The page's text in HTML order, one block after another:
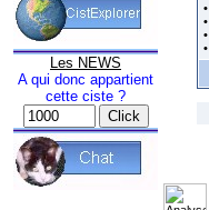
Les NEWS
A qui donc appartient
cette ciste ?
•
•
•
•